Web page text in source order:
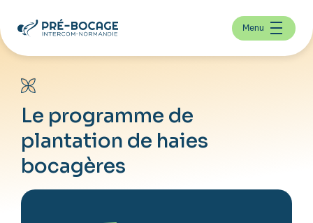
Menu
Le programme de
plantation de haies
bocagères